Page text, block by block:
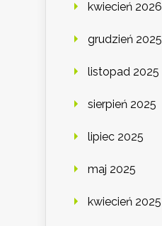
kwiecień 2026
grudzień 2025
listopad 2025
sierpień 2025
lipiec 2025
maj 2025
kwiecień 2025